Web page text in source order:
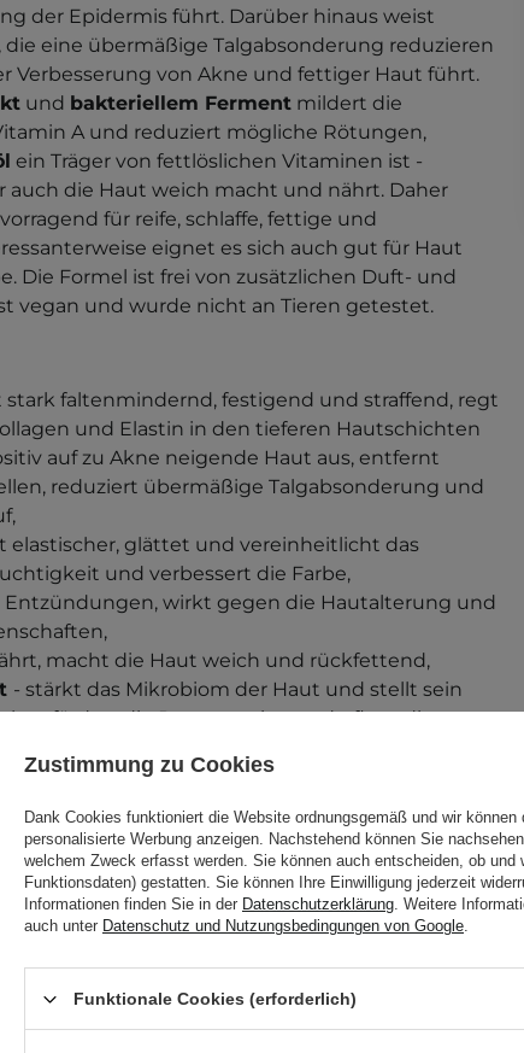
der Epidermis führt. Darüber hinaus weist
die eine übermäßige Talgabsonderung reduzieren
Verbesserung von Akne und fettiger Haut führt.
und bakteriellem Ferment mildert die
A und reduziert mögliche Rötungen,
ein Träger von fettlöslichen Vitaminen ist -
auch die Haut weich macht und nährt. Daher
für reife, schlaffe, fettige und
eignet es sich auch gut für Haut
Die Formel ist frei von zusätzlichen Duft- und
vegan und wurde nicht an Tieren getestet.
stark faltenmindernd, festigend und straffend, regt
und Elastin in den tieferen Hautschichten
auf zu Akne neigende Haut aus, entfernt
reduziert übermäßige Talgabsonderung und
elastischer, glättet und vereinheitlicht das
und verbessert die Farbe,
Entzündungen, wirkt gegen die Hautalterung und
macht die Haut weich und rückfettend,
- stärkt das Mikrobiom der Haut und stellt sein
her, fördert die Regeneration und pflegt die
feinen Linien und Falten,
,
von zu Akne neigender Haut
Zustimmung zu Cookies
Dank Cookies funktioniert die Website ordnungsgemäß und wir
personalisierte Werbung anzeigen. Nachstehend können Sie
welchem Zweck erfasst werden. Sie können auch entscheiden, ob
Funktionsdaten) gestatten. Sie können Ihre Einwilligung jederzeit
Informationen finden Sie in der Datenschutzerklärung. Weitere
auch unter Datenschutz und Nutzungsbedingungen von Google.
Funktionale Cookies (erforderlich)